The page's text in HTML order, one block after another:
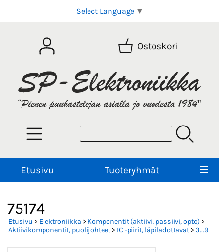
Select Language ▼
Ostoskori
Etusivu Tuoteryhmät
75174
Etusivu > Elektroniikka > Komponentit (aktiivi, passiivi, opto) >
Aktiivikomponentit, puolijohteet> IC -piirit, läpiladottavat> 3...9